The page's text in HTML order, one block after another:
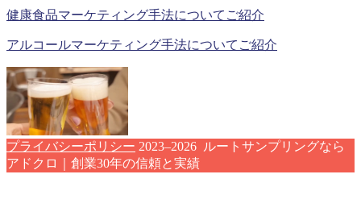
健康食品マーケティング手法についてご紹介
アルコールマーケティング手法についてご紹介
プライバシーポリシー 2023–2026 ルートサンプリングなら
アドクロ｜創業30年の信頼と実績